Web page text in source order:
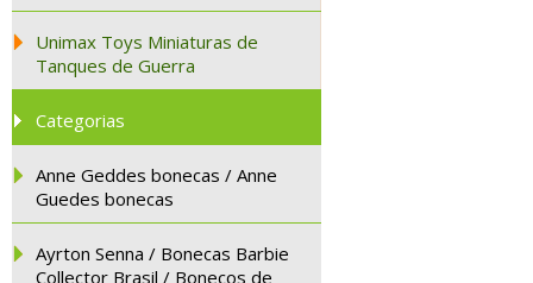
Unimax Toys Miniaturas de
Tanques de Guerra
Categorias
Anne Geddes bonecas / Anne
Guedes bonecas
Ayrton Senna / Bonecas Barbie
Collector Brasil / Bonecos de